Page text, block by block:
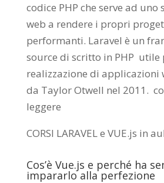
codice PHP che serve ad
web a rendere i propri
performanti. Laravel è un
source di scritto in PHP utile
realizzazione di applicazioni
da Taylor Otwell nel 2011.
leggere
CORSI LARAVEL e VUE.js in
Cos’è Vue.js e perché ha
impararlo alla perfezione